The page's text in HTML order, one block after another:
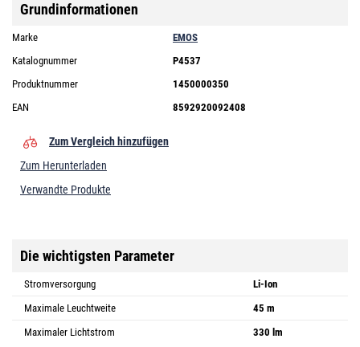
Grundinformationen
Marke
EMOS
Katalognummer
P4537
Produktnummer
1450000350
EAN
8592920092408
Zum Vergleich hinzufügen
Zum Herunterladen
Verwandte Produkte
Die wichtigsten Parameter
Stromversorgung
Li-Ion
Maximale Leuchtweite
45 m
Maximaler Lichtstrom
330 lm